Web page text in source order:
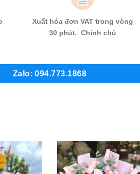
Xuất hóa đơn VAT trong vòng
30 phút. Chính chủ
Zalo: 094.773.1868